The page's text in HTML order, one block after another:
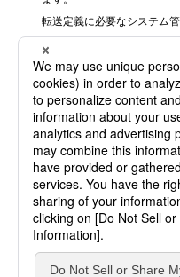
転送定義に必要なシステム
7.4.1 転送定義に必要な
7.4.2 転送定義に必要な